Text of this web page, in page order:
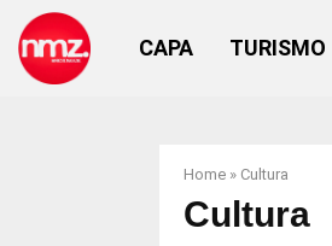
CAPA TURISMO
Home » Cultura
Cultura